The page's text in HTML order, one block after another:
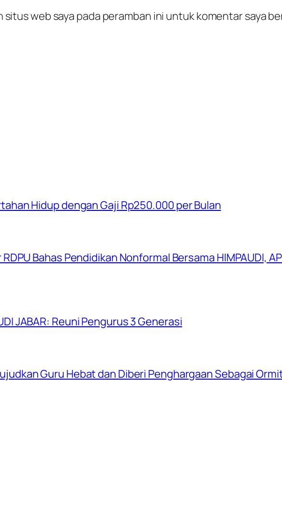
situs web saya pada peramban ini untuk komentar saya
Hidup dengan Gaji Rp250.000 per Bulan
RDPU Bahas Pendidikan Nonformal Bersama HIMPAUDI,
JABAR: Reuni Pengurus 3 Generasi
Guru Hebat dan Diberi Penghargaan Sebagai